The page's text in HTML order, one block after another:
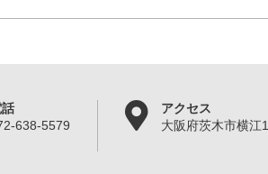
638-5579
アクセス
大阪府茨木市横江